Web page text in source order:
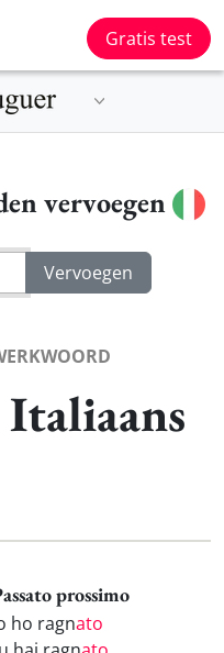
Gratis test
vervoegen
prossimo
ho ragnato